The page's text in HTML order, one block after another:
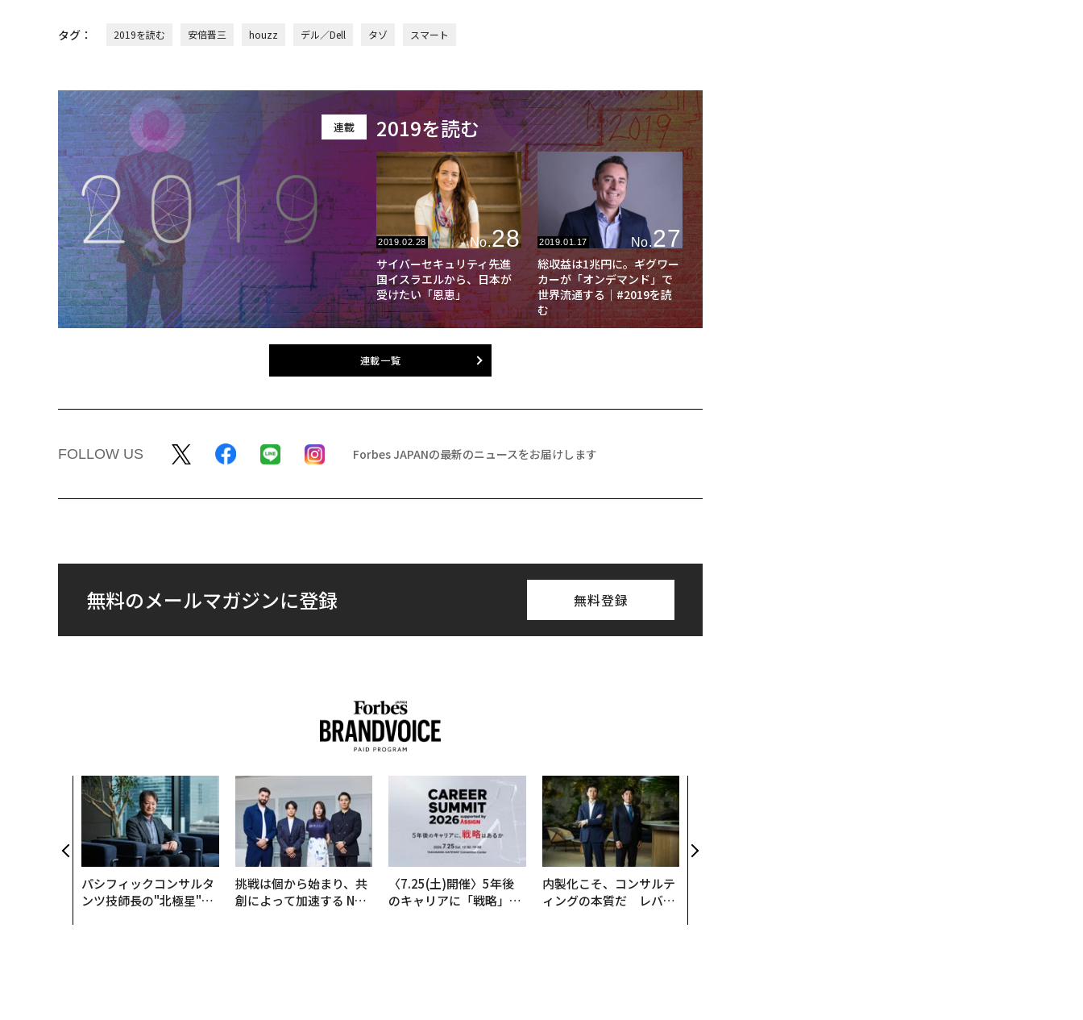
タグ： 2019を読む 安倍晋三 houzz デル／Dell タゾ スマート
連載 2019を読む
2019.02.28 No.28
サイバーセキュリティ先進
国イスラエルから、日本が
受けたい「恩恵」
2019.01.17 No.27
総収益は1兆円に。ギグワー
カーが「オンデマンド」で
世界流通する｜#2019を読
む
連載一覧
FOLLOW US Forbes JAPANの最新のニュースをお届けします
無料のメールマガジンに登録 無料登録
パシフィックコンサルタ
ンツ技師長の"北極星"。
挑戦は個から始まり、共
創によって加速する NOR
〈7.25(土)開催〉5年後
のキャリアに「戦略」は
内製化こそ、コンサルテ
ィングの本質だ レバレ